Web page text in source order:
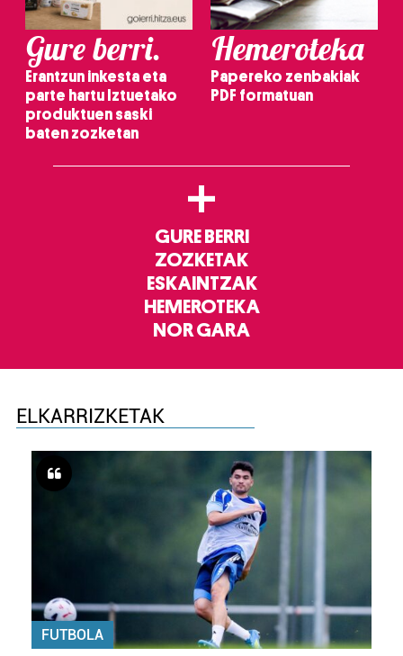
Gure berri.
Erantzun inkesta eta
parte hartu Iztuetako
produktuen saski
baten zozketan
Hemeroteka
Papereko zenbakiak
PDF formatuan
+
GURE BERRI
ZOZKETAK
ESKAINTZAK
HEMEROTEKA
NOR GARA
ELKARRIZKETAK
FUTBOLA